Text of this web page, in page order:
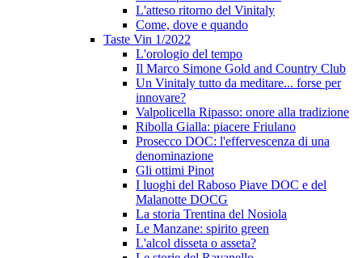
L'atteso ritorno del Vinitaly
Come, dove e quando
Taste Vin 1/2022
L'orologio del tempo
Il Marco Simone Gold and Country Club
Un Vinitaly tutto da meditare... forse per
innovare?
Valpolicella Ripasso: onore alla tradizione
Ribolla Gialla: piacere Friulano
Prosecco DOC: l'effervescenza di una
denominazione
Gli ottimi Pinot
I luoghi del Raboso Piave DOC e del
Malanotte DOCG
La storia Trentina del Nosiola
Le Manzane: spirito green
L'alcol disseta o asseta?